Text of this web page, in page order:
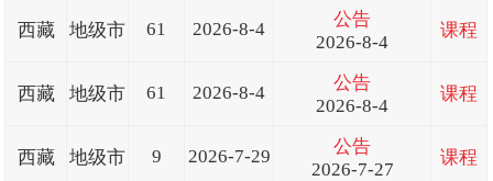
西藏 地级市 61 2026-8-4
公告
2026-8-4
课程
西藏 地级市 61 2026-8-4
公告
2026-8-4
课程
西藏 地级市 9 2026-7-29
公告
2026-7-27
课程